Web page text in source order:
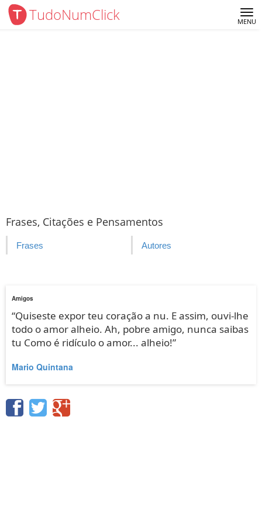
TudoNumClick MENU
Frases, Citações e Pensamentos
Frases Autores
Amigos
“Quiseste expor teu coração a nu. E assim, ouvi-lhe
todo o amor alheio. Ah, pobre amigo, nunca saibas
tu Como é ridículo o amor... alheio!”
Mario Quintana